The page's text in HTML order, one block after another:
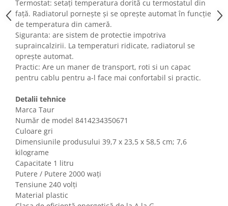
Cutii, curele si accesorii ceasuri
Genti si accesorii barbati
Genti si accesorii femei
Imbracaminte barbati
Imbracaminte femei
Imbracaminte si Incaltaminte copii
Incaltaminte femei
Ochelari de soare
Ochelari de vedere
Gaming, Carti & Birotica
Birotica & Papetarie
Console, Jocuri & Accesorii
Ingrijire personala & Cosmetice
Accesorii aparate de ras electrice
Termostat: setați temperatura dorită cu termostatul din
față. Radiatorul pornește și se oprește automat în funcție
de temperatura din cameră.
Siguranta: are sistem de protectie impotriva
supraincalzirii. La temperaturi ridicate, radiatorul se
oprește automat.
Practic: Are un maner de transport, roti si un capac
pentru cablu pentru a-l face mai confortabil si practic.
Detalii tehnice
Marca Taur
Număr de model ‎8414234350671
Culoare gri
Dimensiunile produsului ‎39,7 x 23,5 x 58,5 cm; 7,6
kilograme
Capacitate 1 litru
Putere / Putere 2000 wați
Tensiune 240 volți
Material plastic